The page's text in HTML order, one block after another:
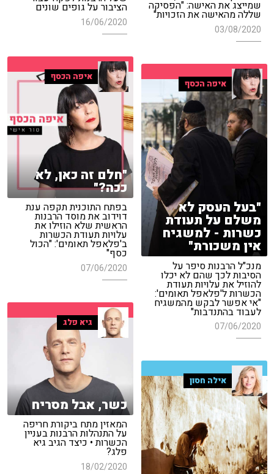
שמייצג את האישה: "הפסיקה
שללה מהאישה את הזכויות"
03/08/2020
הציבור על גופים שונים
16/06/2020
איפה הכסף
"חלם זה כאן, לא
ככה?"
בפתח התוכנית תקפה ענת
דוידוב את מוסד הרבנות
הראשית שלא הוזילו את
עלויות תעודת הכשרות
ב'פלאפל תאומים': "הכול
כסף"
07/06/2020
איפה הכסף
"בעל העסק לא
משלם על תעודת
כשרות - למשגיח
אין משכורת"
מנכ"ל הרבנות סיפר על
הסיבות לכך שהם לא יכלו
להוזיל את עלויות תעודת
הכשרות ל'פלאפל תאומים':
"אי אפשר לבקש מהמשגיח
לעבוד בהתנדבות"
07/06/2020 גיא פלג
כשר, אבל מסריח
המאזין מתח ביקורת חריפה
על התנהלות הרבנות בעניין
הכשרות • כיצד הגיב גיא
פלג?
18/02/2020
אילה חסון